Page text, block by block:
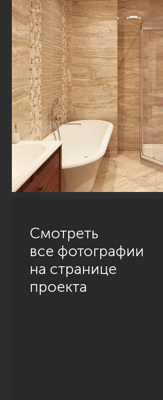
Смотреть
все фотографии
на странице
проекта